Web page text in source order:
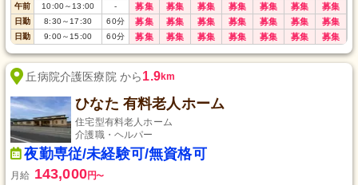
午前
10:00～13:00 - 募集 募集 募集 募集 募集 募集 募集
日勤 8:30～17:30 60分 募集 募集 募集 募集 募集 募集 募集
日勤 9:00～15:00 60分 募集 募集 募集 募集 募集 募集 募集
丘病院介護医療院 から1.9km
ひなた 有料老人ホーム
住宅型有料老人ホーム
介護職・ヘルパー
夜勤専従/未経験可/無資格可
月給 143,000円〜